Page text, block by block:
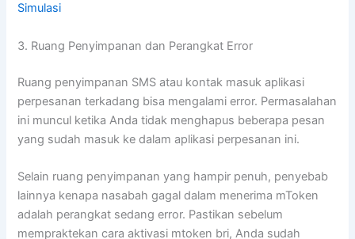
Simulasi
3. Ruang Penyimpanan dan Perangkat Error
Ruang penyimpanan SMS atau kontak masuk aplikasi
perpesanan terkadang bisa mengalami error. Permasalahan
ini muncul ketika Anda tidak menghapus beberapa pesan
yang sudah masuk ke dalam aplikasi perpesanan ini.
Selain ruang penyimpanan yang hampir penuh, penyebab
lainnya kenapa nasabah gagal dalam menerima mToken
adalah perangkat sedang error. Pastikan sebelum
mempraktekan cara aktivasi mtoken bri, Anda sudah